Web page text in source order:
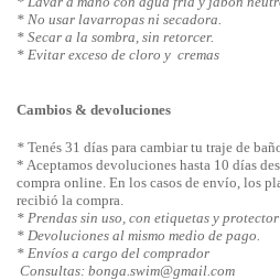
* No usar lavarropas ni secadora.
* Secar a la sombra, sin retorcer.
* Evitar exceso de cloro y cremas
Cambios & devoluciones
* Tenés 31 días para cambiar tu traje de
* Aceptamos devoluciones hasta 10 días
compra online. En los casos de envío, los
recibió la compra.
* Prendas sin uso, con etiquetas y
* Devoluciones al mismo medio de pago.
* Envíos a cargo del comprador
Consultas: bonga.swim@gmail.com